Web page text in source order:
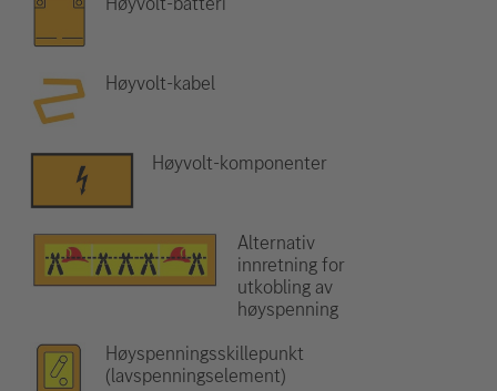
Høyvolt-kabel
Høyvolt-komponenter
Alternativ
innretning for
utkobling av
høyspenning
Høyspenningsskillepunkt
(lavspenningselement)